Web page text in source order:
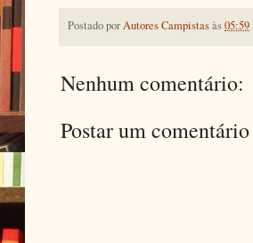
Postado porAutores Campistasàs05:59
Nenhum comentário:
Postar um comentário